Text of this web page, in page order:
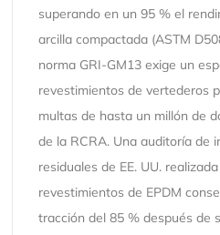
superando en un 95 % el
arcilla compactada (ASTM
norma GRI-GM13 exige un
revestimientos de vertederos
multas de hasta un millón de
de la RCRA. Una auditoría de
residuales de EE. UU.
revestimientos de EPDM
tracción del 85 % después de